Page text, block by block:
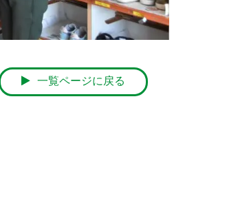
一覧ページに戻る